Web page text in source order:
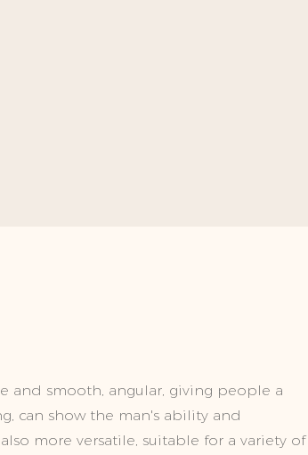
and smooth, angular, giving people a
can show the man's ability and
more versatile, suitable for a variety of